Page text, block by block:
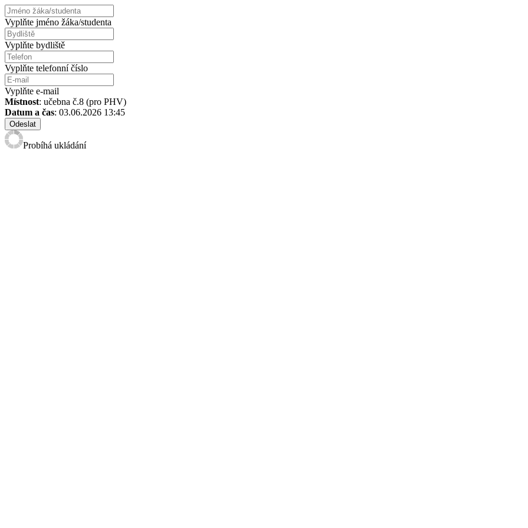
Vyplňte jméno žáka/studenta
Vyplňte bydliště
Vyplňte telefonní číslo
Vyplňte e-mail
Místnost: učebna č.8 (pro PHV)
Datum a čas: 03.06.2026 13:45
Odeslat
Probíhá ukládání